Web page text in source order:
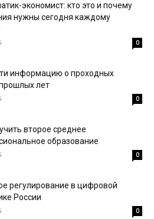
экономист: кто это и почему
нужны сегодня каждому
0
информацию о проходных
лет
0
второе среднее
образование
0
регулирование в цифровой
России
0